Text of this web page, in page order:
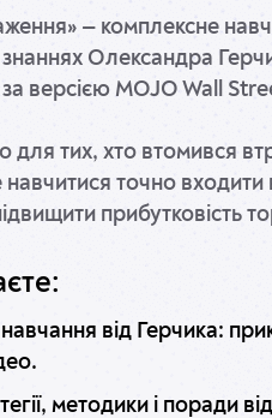
— комплексне
Олександра
версією MOJO Wall
для тих, хто втомився
навчитися точно входити
прибутковість
від Герчика:
методики і поради